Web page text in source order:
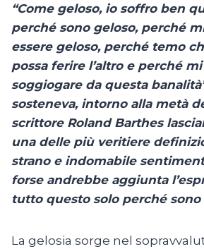
“Come geloso, io soffro ben
perché sono geloso, perché
essere geloso, perché temo
possa ferire l’altro e perché
soggiogare da questa
sosteneva, intorno alla metà
scrittore Roland Barthes
una delle più veritiere
strano e indomabile
forse andrebbe aggiunta
tutto questo solo perché sono
La gelosia sorge nel